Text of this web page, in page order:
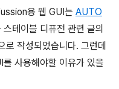
용 웹 GUI는 AUTO
테이블 디퓨전 관련 글의
작성되었습니다. 그런데
사용해야할 이유가 있을